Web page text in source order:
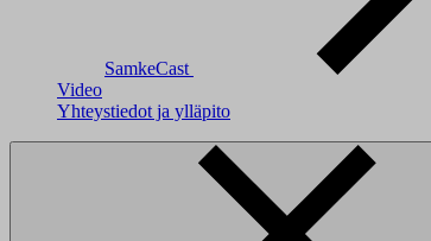
SamkeCast
Video
Yhteystiedot ja ylläpito